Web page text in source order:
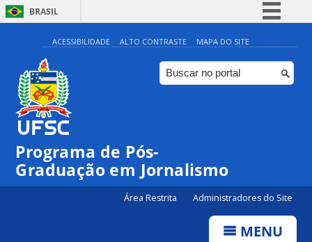
BRASIL
Simplifique!
Comunica BR
Participe
ACESSIBILIDADE ALTO CONTRASTE MAPA DO SITE
Programa de Pós-
Graduação em Jornalismo
Área Restrita Administradores do Site
MENU
00:00